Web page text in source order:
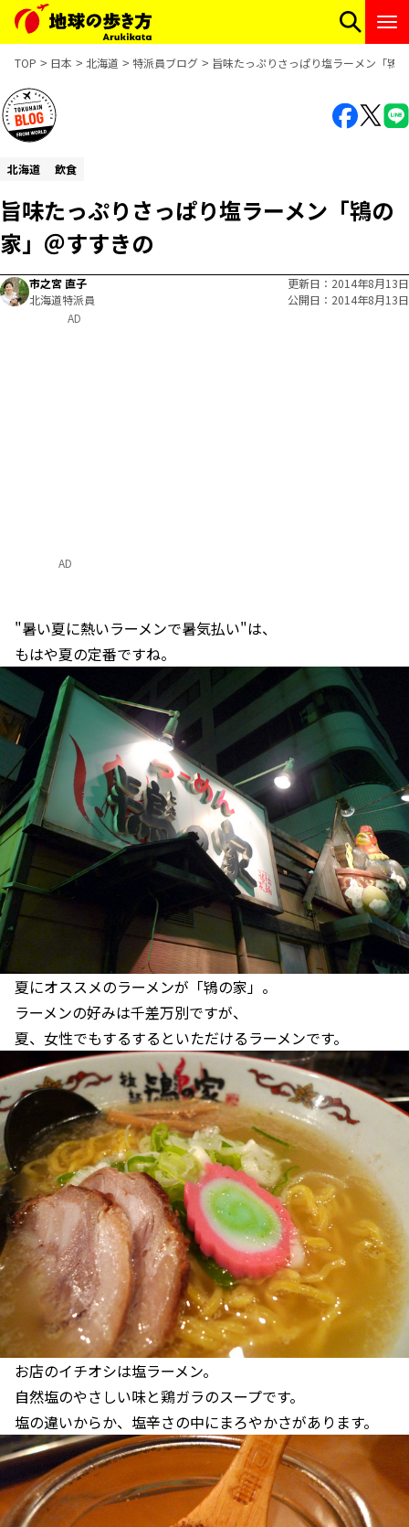
TOP 日本 北海道 特派員ブログ 旨味たっぷりさっぱり塩ラーメン「鴇
北海道 飲食
旨味たっぷりさっぱり塩ラーメン「鴇の
家」＠すすきの
市之宮 直子
北海道特派員
更新日
2014年8月13日
公開日
2014年8月13日
AD
"暑い夏に熱いラーメンで暑気払い"は、
もはや夏の定番ですね。
夏にオススメのラーメンが「鴇の家」。
ラーメンの好みは千差万別ですが、
夏、女性でもするするといただけるラーメンです。
お店のイチオシは塩ラーメン。
自然塩のやさしい味と鶏ガラのスープです。
塩の違いからか、塩辛さの中にまろやかさがあります。
AD